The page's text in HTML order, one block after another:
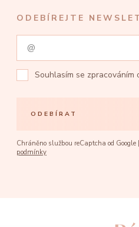
ODEBÍREJTE
Souhlasím se zpracováním
ODEBÍRAT
Chráněno službou reCaptcha od Google |
podmínky